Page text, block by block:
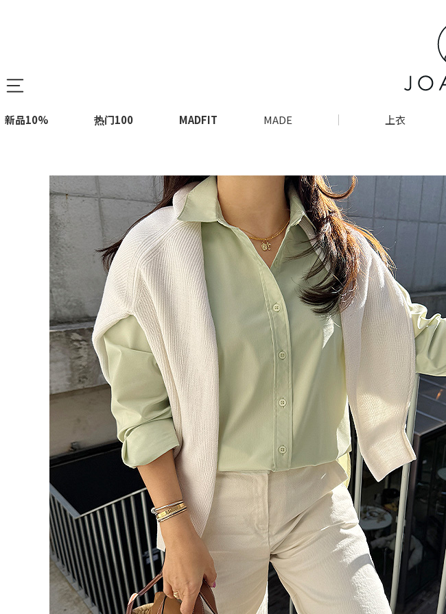
新品10% 热门100 MADFIT MADE 上衣